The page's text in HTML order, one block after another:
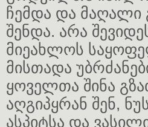
ჩემდა და მაღალი
შენდა. არა
მიეახლოს
მისთადა
ყოველთა შინა
აღგიპყრან შენ,
ასპიტსა და